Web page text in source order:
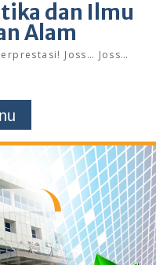
dan Ilmu
Alam
Joss… Joss…